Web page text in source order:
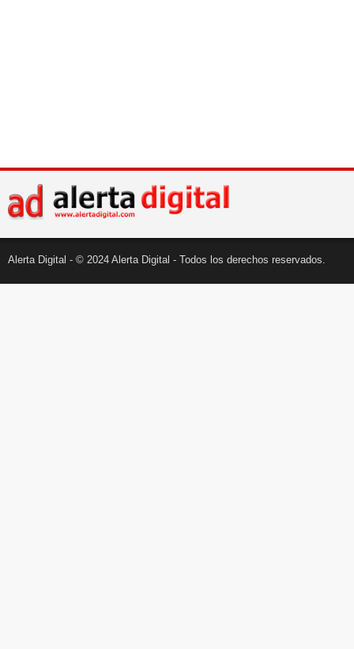
Alerta Digital - © 2024 Alerta Digital - Todos los derechos reservados.